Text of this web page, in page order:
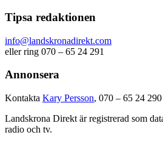
Tipsa redaktionen
info@landskronadirekt.com
eller ring 070 – 65 24 291
Annonsera
Kontakta Kary Persson, 070 – 65 24 290
Landskrona Direkt är registrerad som
radio och tv.